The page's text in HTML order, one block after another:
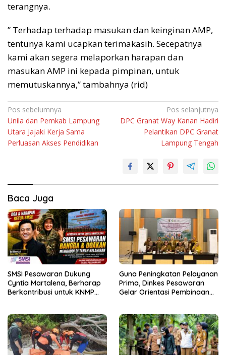
terangnya.
” Terhadap terhadap masukan dan keinginan AMP,
tentunya kami ucapkan terimakasih. Secepatnya
kami akan segera melaporkan harapan dan
masukan AMP ini kepada pimpinan, untuk
memutuskannya,” tambahnya (rid)
Navigasi
pos
Pos sebelumnya
Unila dan Pemkab Lampung
Utara Jajaki Kerja Sama
Perluasan Akses Pendidikan
Pos selanjutnya
DPC Granat Way Kanan Hadiri
Pelantikan DPC Granat
Lampung Tengah
Baca Juga
SMSI Pesawaran Dukung
Cyntia Martalena, Berharap
Berkontribusi untuk KNMP
Guna Peningkatan Pelayanan
Prima, Dinkes Pesawaran
Gelar Orientasi Pembinaan